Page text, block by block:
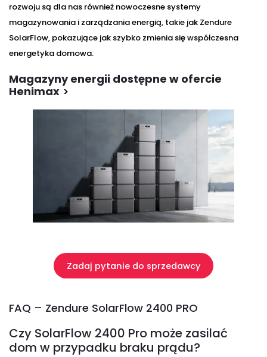
rozwoju są dla nas również nowoczesne systemy
magazynowania i zarządzania energią, takie jak Zendure
SolarFlow, pokazujące jak szybko zmienia się współczesna
energetyka domowa.
Magazyny energii dostępne w ofercie
Henimax >
Zadaj pytanie do sprzedawcy
FAQ – Zendure SolarFlow 2400 PRO
Czy SolarFlow 2400 Pro może zasilać
dom w przypadku braku prądu?